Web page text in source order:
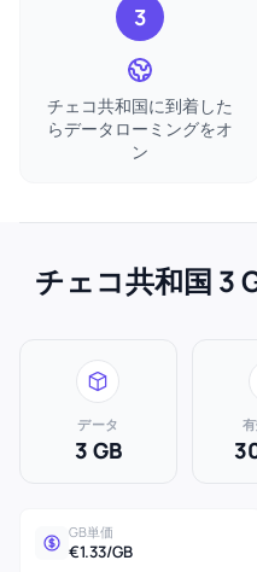
3
チェコ共和国に到着した
らデータローミングをオ
ン
チェコ共和国 3
データ
3 GB
GB単価
€1.33/GB